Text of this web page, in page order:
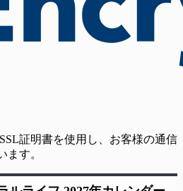
証明書を使用し、お客様の通信
ます。